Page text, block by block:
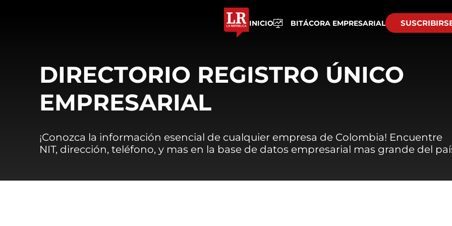
INICIO BITÁCORA EMPRESARIAL
DIRECTORIO REGISTRO ÚNICO
EMPRESARIAL
¡Conozca la información esencial de cualquier empresa de Colombia! Encuentre
NIT, dirección, teléfono, y mas en la base de datos empresarial mas grande del